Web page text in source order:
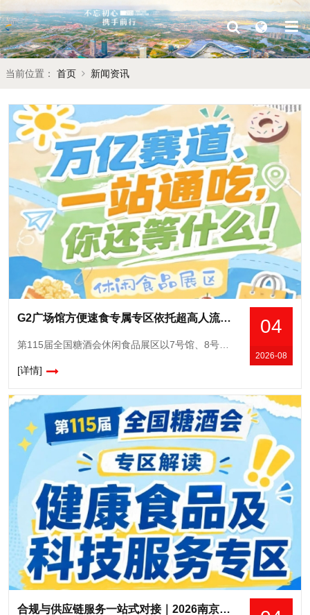
当前位置： 首页 新闻资讯
04
2026-08
G2广场馆方便速食专属专区依托超高人流优势，2026南京秋糖休闲食品展区新品试销爆品推广黄金场馆
第115届全国糖酒会休闲食品展区以7号馆、8号馆、10号馆及广场展厅G2馆的超大展示空间，实现休闲食品全品类连片呈现，是糖酒会展览面积**的核心板块之一。从国民零食、网红爆品到地域特产、节日礼盒，
[详情]
合规与供应链服务一站式对接｜2026南京秋糖食品检测认证健康食品备案咨询知识产权服务